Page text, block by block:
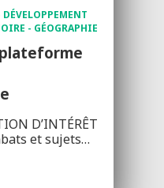
- GÉOGRAPHIE
plateforme
D’INTÉRÊT
et sujets…